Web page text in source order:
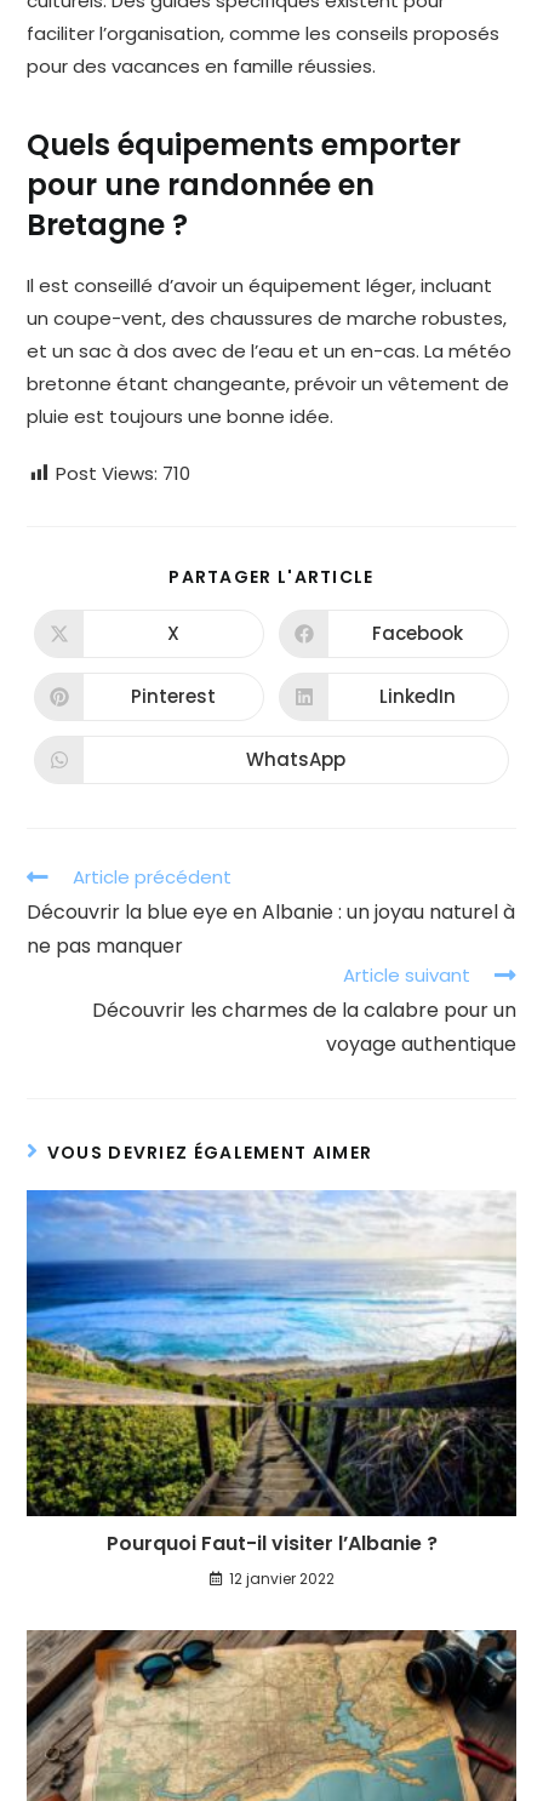
faciliter l’organisation, comme les conseils proposés
pour des vacances en famille réussies.
Quels équipements emporter
pour une randonnée en
Bretagne ?
Il est conseillé d’avoir un équipement léger, incluant
un coupe-vent, des chaussures de marche robustes,
et un sac à dos avec de l’eau et un en-cas. La météo
bretonne étant changeante, prévoir un vêtement de
pluie est toujours une bonne idée.
Post Views: 710
PARTAGER L'ARTICLE
CONTENU
Ouvrir
autre
fenêtre
X Ouvrir
autre
fenêtre
Facebook
Ouvrir
Pinterest Ouvrir
LinkedIn
Ouvrir
WhatsApp
Read
more
articles
Article précédent
Découvrir la blue eye en Albanie : un joyau naturel à
ne pas manquer
Article suivant
Découvrir les charmes de la calabre pour un
voyage authentique
VOUS DEVRIEZ ÉGALEMENT AIMER
Pourquoi Faut-il visiter l’Albanie ?
12 janvier 2022